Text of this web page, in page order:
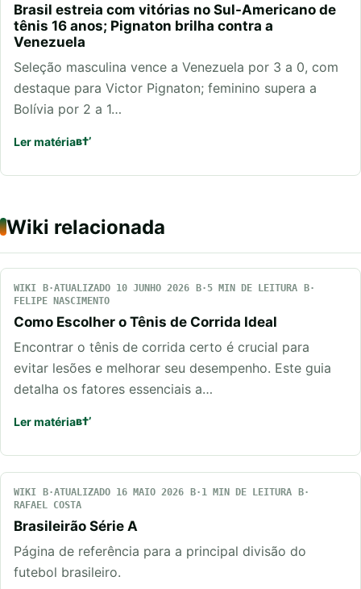
Brasil estreia com vitórias no Sul-Americano de
tênis 16 anos; Pignaton brilha contra a
Venezuela
Seleção masculina vence a Venezuela por 3 a 0, com
destaque para Victor Pignaton; feminino supera a
Bolívia por 2 a 1…
Ler matéria
Wiki relacionada
WIKI ATUALIZADO 10 JUNHO 2026
5 MIN DE LEITURA
FELIPE NASCIMENTO
Como Escolher o Tênis de Corrida Ideal
Encontrar o tênis de corrida certo é crucial para
evitar lesões e melhorar seu desempenho. Este guia
detalha os fatores essenciais a…
Ler matéria
WIKI ATUALIZADO 16 MAIO 2026
1 MIN DE LEITURA
RAFAEL COSTA
Brasileirão Série A
Página de referência para a principal divisão do
futebol brasileiro.